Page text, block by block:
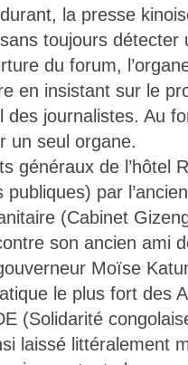
la presse
toujours détecter
du forum,
en insistant sur le
journalistes. Au
un seul organe.
généraux de l’hôtel
par
(Cabinet
son ancien ami
Moïse
le plus fort des
(Solidarité
laissé littéralement